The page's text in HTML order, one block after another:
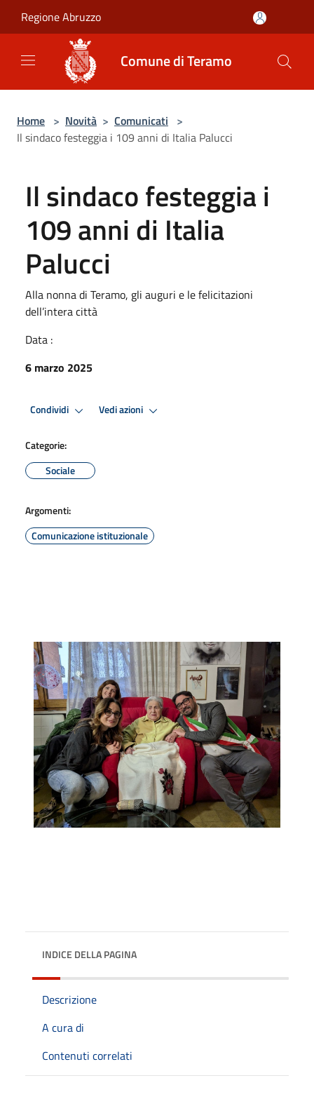
Regione Abruzzo
Comune di Teramo
Home > Novità > Comunicati >
Il sindaco festeggia i 109 anni di Italia Palucci
Il sindaco festeggia i
109 anni di Italia
Palucci
Alla nonna di Teramo, gli auguri e le felicitazioni
dell’intera città
Data :
6 marzo 2025
Condividi Vedi azioni
Categorie:
Sociale
Argomenti:
Comunicazione istituzionale
INDICE DELLA PAGINA
Descrizione
A cura di
Contenuti correlati